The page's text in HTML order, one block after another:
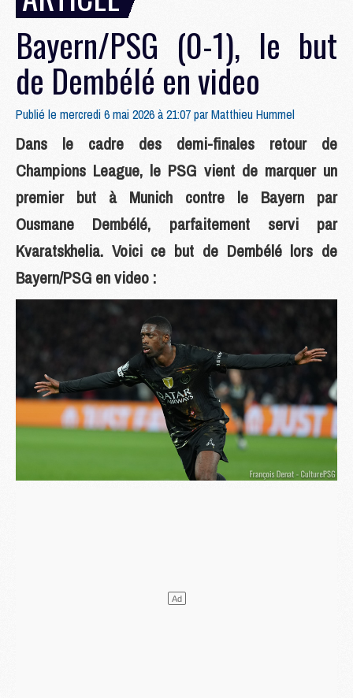
Bayern/PSG (0-1), le but
de Dembélé en video
Publié le mercredi 6 mai 2026 à 21:07 parMatthieu Hummel
Dans le cadre des demi-finales retour de
Champions League, le PSG vient de marquer un
premier but à Munich contre le Bayern par
Ousmane Dembélé, parfaitement servi par
Kvaratskhelia. Voici ce but de Dembélé lors de
Bayern/PSG en video :